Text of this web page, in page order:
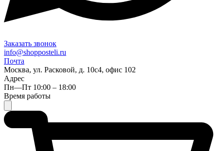
Заказать звонок
info@shopposteli.ru
Почта
Москва, ул. Расковой, д. 10с4, офис 102
Адрес
Пн—Пт 10:00 – 18:00
Время работы